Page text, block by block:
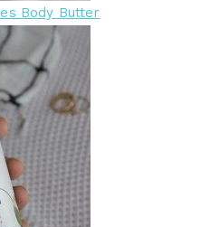
Body Butter